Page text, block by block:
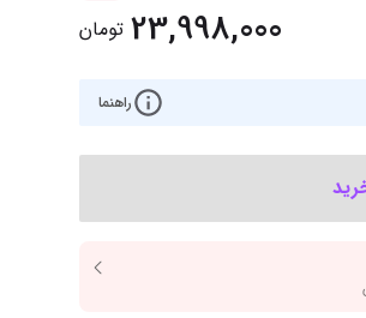
23,998,000 تومان
راهنما